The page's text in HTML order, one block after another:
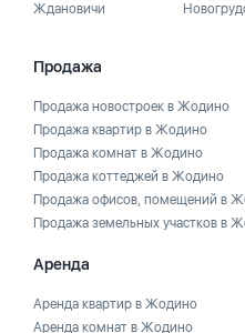
Ждановичи
Продажа
Продажа новостроек в Жодино
Продажа квартир в Жодино
Продажа комнат в Жодино
Продажа коттеджей в Жодино
Продажа офисов, помещений в
Продажа земельных участков в
Аренда
Аренда квартир в Жодино
Аренда комнат в Жодино